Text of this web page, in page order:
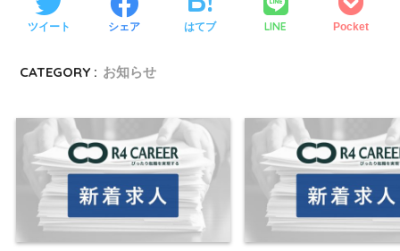
ツイート シェア はてブ LINE Pocket
CATEGORY : お知らせ